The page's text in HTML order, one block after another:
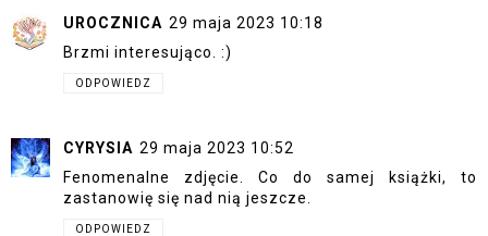
UROCZNICA 29 maja 2023 10:18
Brzmi interesująco. :)
ODPOWIEDZ
CYRYSIA 29 maja 2023 10:52
Fenomenalne zdjęcie. Co do samej książki, to
zastanowię się nad nią jeszcze.
ODPOWIEDZ